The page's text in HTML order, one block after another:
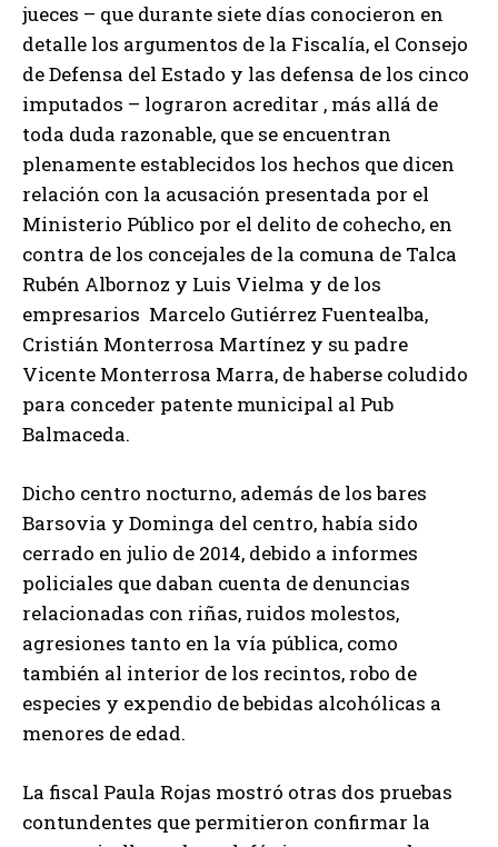
jueces – que durante siete días conocieron en
detalle los argumentos de la Fiscalía, el Consejo
de Defensa del Estado y las defensa de los cinco
imputados – lograron acreditar , más allá de
toda duda razonable, que se encuentran
plenamente establecidos los hechos que dicen
relación con la acusación presentada por el
Ministerio Público por el delito de cohecho, en
contra de los concejales de la comuna de Talca
Rubén Albornoz y Luis Vielma y de los
empresarios Marcelo Gutiérrez Fuentealba,
Cristián Monterrosa Martínez y su padre
Vicente Monterrosa Marra, de haberse coludido
para conceder patente municipal al Pub
Balmaceda.
Dicho centro nocturno, además de los bares
Barsovia y Dominga del centro, había sido
cerrado en julio de 2014, debido a informes
policiales que daban cuenta de denuncias
relacionadas con riñas, ruidos molestos,
agresiones tanto en la vía pública, como
también al interior de los recintos, robo de
especies y expendio de bebidas alcohólicas a
menores de edad.
La fiscal Paula Rojas mostró otras dos pruebas
contundentes que permitieron confirmar la